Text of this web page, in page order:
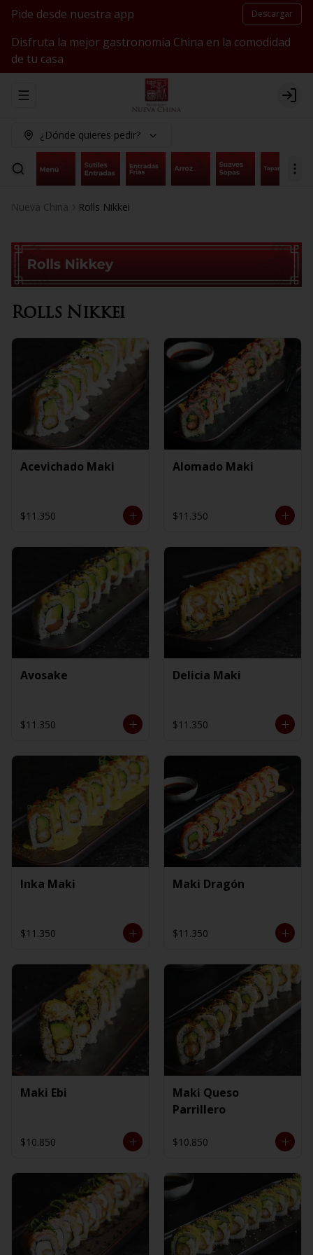
Pide desde nuestra app Descargar
Disfruta la mejor gastronomía China en la comodidad
de tu casa
Abrir menu de navegación Login
¿Dónde quieres pedir?
Nueva China Rolls Nikkei
Rolls Nikkei
Acevichado Maki
$11.350
Alomado Maki
$11.350
Avosake
$11.350
Delicia Maki
$11.350
Inka Maki
$11.350
Maki Dragón
$11.350
Maki Ebi
$10.850
Maki Queso
Parrillero
$10.850